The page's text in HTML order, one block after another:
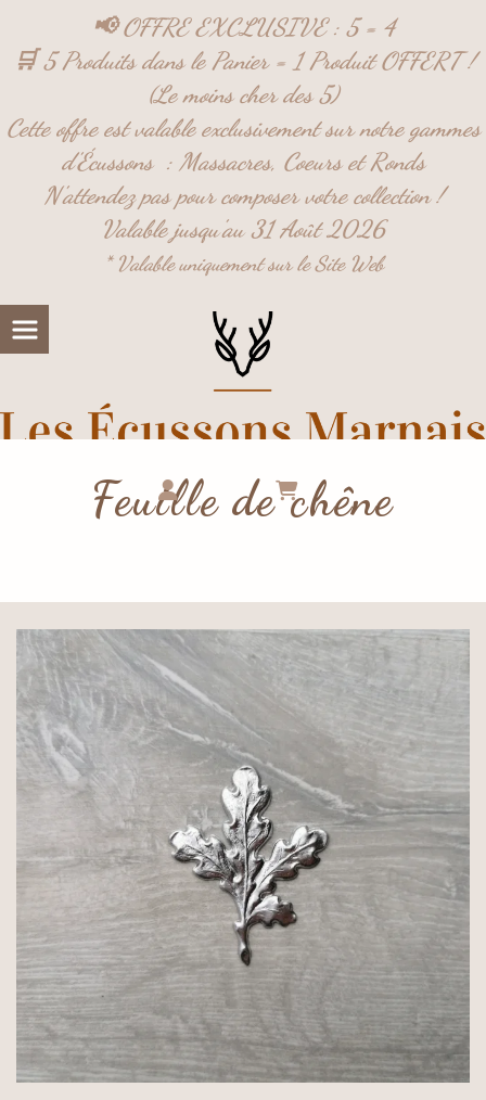
📢 OFFRE EXCLUSIVE : 5 = 4
🛒 5 Produits dans le Panier = 1 Produit OFFERT !
(Le moins cher des 5)
Cette offre est valable exclusivement sur notre gammes
d'Écussons :Massacres, Coeurs etRonds
N'attendez pas pour composer votre collection !
Valable jusqu'au 31 Août 2026
* Valable uniquement sur le Site Web
Feuille de chêne